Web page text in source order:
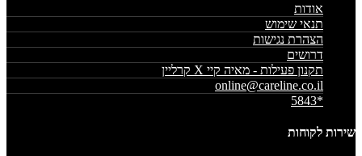
אודות
תנאי שימוש
הצהרת נגישות
דרושים
תקנון פעילות - מאיה קיי X קרליין
online@careline.co.il
*5843
שירות לקוחות